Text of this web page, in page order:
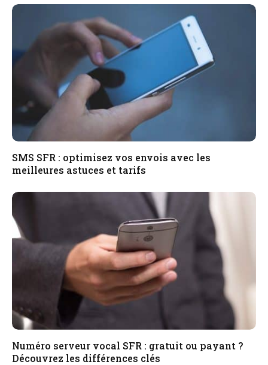
SMS SFR : optimisez vos envois avec les
meilleures astuces et tarifs
Numéro serveur vocal SFR : gratuit ou payant ?
Découvrez les différences clés